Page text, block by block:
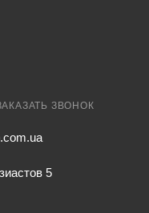
ЗВОНОК
5